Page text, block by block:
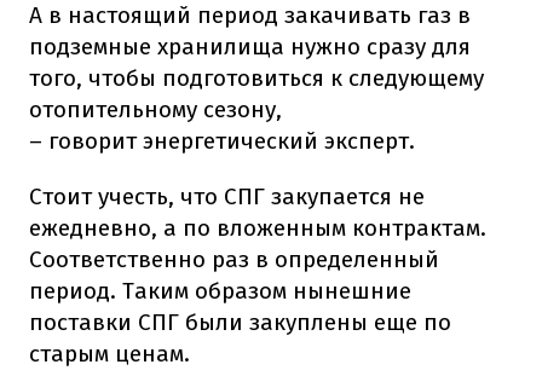
А в настоящий период закачивать газ в
подземные хранилища нужно сразу для
того, чтобы подготовиться к следующему
отопительному сезону,
– говорит энергетический эксперт.
Стоит учесть, что СПГ закупается не
ежедневно, а по вложенным контрактам.
Соответственно раз в определенный
период. Таким образом нынешние
поставки СПГ были закуплены еще по
старым ценам.